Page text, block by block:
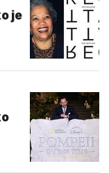
je